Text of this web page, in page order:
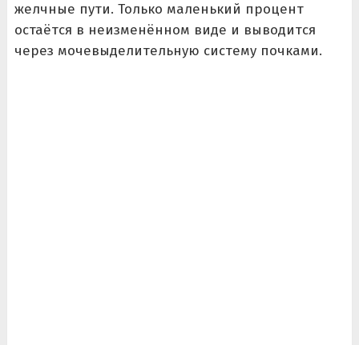
желчные пути. Только маленький процент
остаётся в неизменённом виде и выводится
через мочевыделительную систему почками.